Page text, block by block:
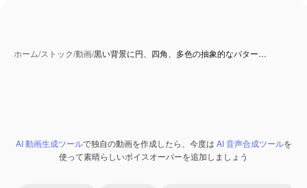
ホーム/ストック/動画/黒い背景に円、四角、多色の抽象的なパター…
PremiumAI 生成コンテンツ
AI 動画生成ツールで独自の動画を作成したら、今度は AI 音声合成ツールを
使って素晴らしいボイスオーバーを追加しましょう